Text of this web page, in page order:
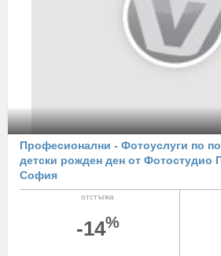
Професионални - Фотоуслуги по
детски рожден ден от Фотостудио
София
отстъпка
-14%